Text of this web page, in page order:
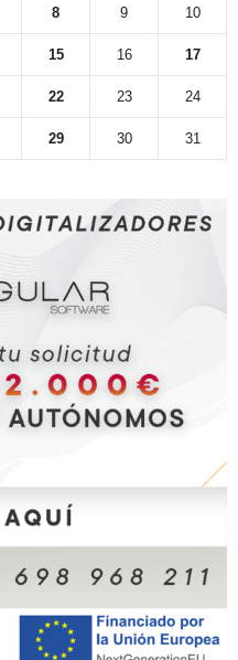
8 9 10
15 16 17
22 23 24
29 30
31